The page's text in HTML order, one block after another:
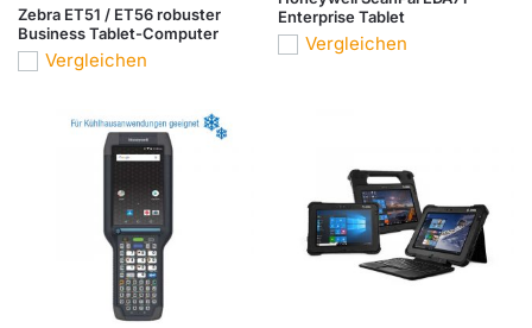
Zebra ET51 / ET56 robuster
Business Tablet-Computer
Vergleichen
Enterprise Tablet
Vergleichen